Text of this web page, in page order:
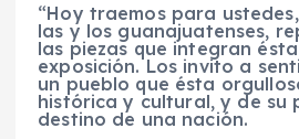
“Hoy traemos para
las y los guanajuatenses,
las piezas que integran
exposición. Los invito a
un pueblo que ésta
histórica y cultural, y de su
destino de una nación.